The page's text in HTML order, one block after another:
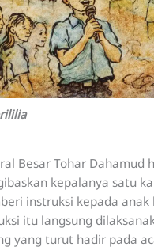
Besar Tohar Dahamud
kepalanya satu
instruksi kepada anak
itu langsung
yang turut hadir pada